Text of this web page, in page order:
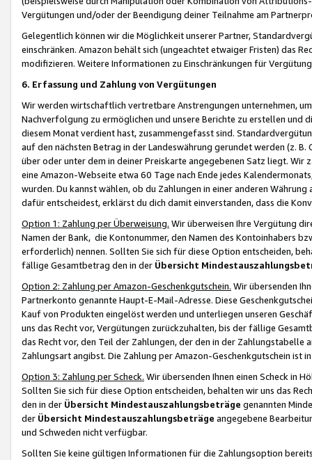
Vergütungen und/oder der Beendigung deiner Teilnahme am
Gelegentlich können wir die Möglichkeit unserer Partner,
einschränken. Amazon behält sich (ungeachtet etwaiger Fristen) das
modifizieren. Weitere Informationen zu Einschränkungen für
6. Erfassung und Zahlung von Vergütungen
Wir werden wirtschaftlich vertretbare Anstrengungen unternehmen,
Nachverfolgung zu ermöglichen und unsere Berichte zu erstellen und
diesem Monat verdient hast, zusammengefasst sind.
auf den nächsten Betrag in der Landeswährung gerundet werden (z.
über oder unter dem in deiner Preiskarte angegebenen Satz liegt.
eine Amazon-Webseite etwa 60 Tage nach Ende jedes
wurden. Du kannst wählen, ob du Zahlungen in einer anderen
dafür entscheidest, erklärst du dich damit einverstanden, dass die
Option 1: Zahlung per Überweisung. Wir überweisen Ihre Vergütung
Namen der Bank, die Kontonummer, den Namen des Kontoinhabers
erforderlich) nennen. Sollten Sie sich für diese Option entscheiden,
fällige Gesamtbetrag den in der Übersicht
Option 2: Zahlung per Amazon-Geschenkgutschein. Wir übersenden
Partnerkonto genannte Haupt-E-Mail-Adresse. Diese
Kauf von Produkten eingelöst werden und unterliegen unseren
uns das Recht vor, Vergütungen zurückzuhalten, bis der fällige
das Recht vor, den Teil der Zahlungen, der den in der
Zahlungsart angibst. Die Zahlung per Amazon-Geschenkgutschein ist
Option 3: Zahlung per Scheck. Wir übersenden Ihnen einen Scheck in
Sollten Sie sich für diese Option entscheiden, behalten wir uns das
den in der Übersicht Mindestauszahlungsbeträge genannten
der Übersicht Mindestauszahlungsbeträge angegebene
und Schweden nicht verfügbar.
Sollten Sie keine gültigen Informationen für die Zahlungsoption